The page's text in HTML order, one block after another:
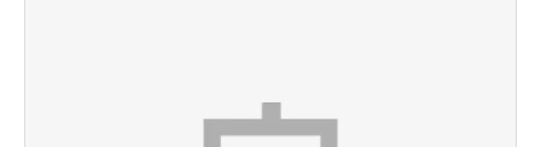
お気に入り機能の活用方法